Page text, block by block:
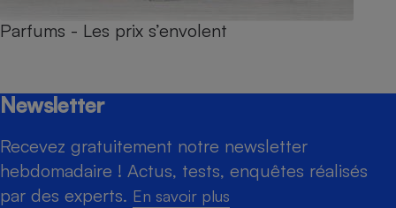
Parfums - Les prix s’envolent
Newsletter
Recevez gratuitement notre newsletter
hebdomadaire ! Actus, tests, enquêtes réalisés
par des experts. En savoir plus